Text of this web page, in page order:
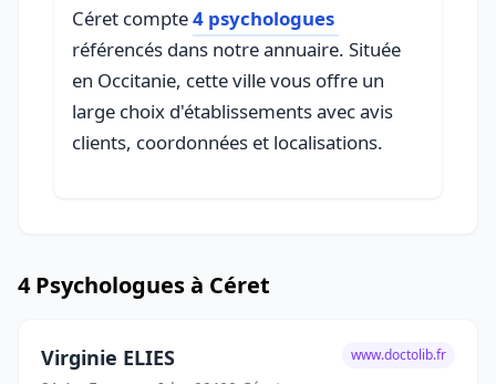
Céret compte4 psychologues
référencés dans notre annuaire. Située
en Occitanie, cette ville vous offre un
large choix d'établissements avec avis
clients, coordonnées et localisations.
4 Psychologues à Céret
Virginie ELIES www.doctolib.fr